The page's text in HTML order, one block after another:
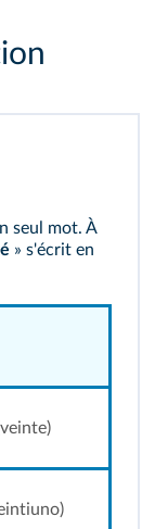
seul mot. À
» s'écrit en